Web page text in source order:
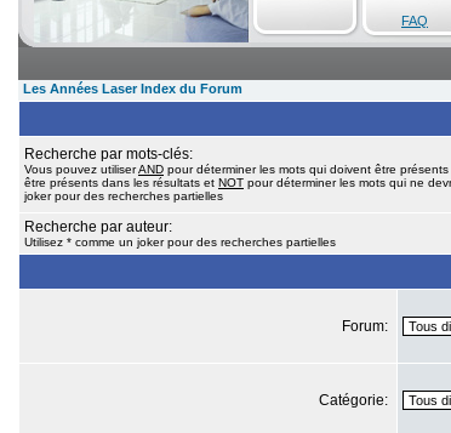
FAQ
Les Années Laser Index du Forum
Recherche par mots-clés:
Vous pouvez utiliserAND pour déterminer les mots qui doivent être présents
être présents dans les résultats et NOT pour déterminer les mots qui ne
joker pour des recherches partielles
Recherche par auteur:
Utilisez * comme un joker pour des recherches partielles
Forum:
Catégorie: